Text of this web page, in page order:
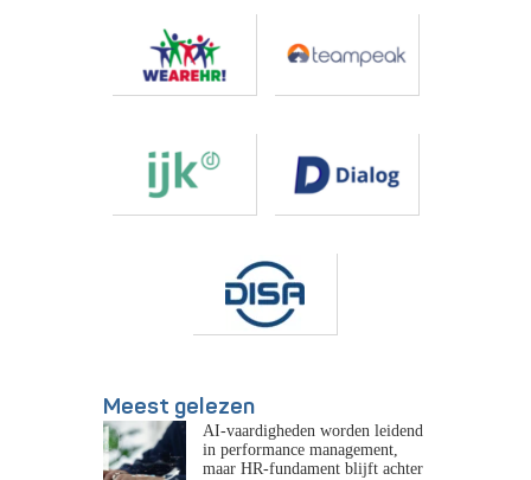
Meest gelezen
AI-vaardigheden worden leidend
in performance management,
maar HR-fundament blijft achter